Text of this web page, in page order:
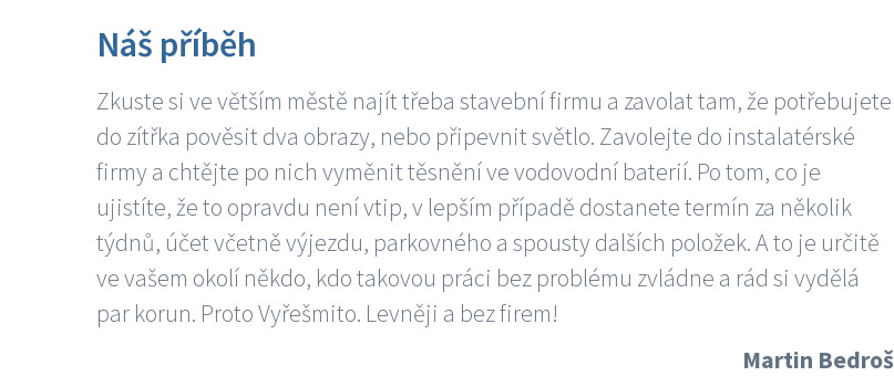
Náš příběh
Zkuste si ve větším městě najít třeba stavební firmu a zavolat tam, že potřebujete
do zítřka pověsit dva obrazy, nebo připevnit světlo. Zavolejte do instalatérské
firmy a chtějte po nich vyměnit těsnění ve vodovodní baterií. Po tom, co je
ujistíte, že to opravdu není vtip, v lepším případě dostanete termín za několik
týdnů, účet včetně výjezdu, parkovného a spousty dalších položek. A to je určitě
ve vašem okolí někdo, kdo takovou práci bez problému zvládne a rád si vydělá
par korun. Proto Vyřešmito. Levněji a bez firem!
Martin Bedroš